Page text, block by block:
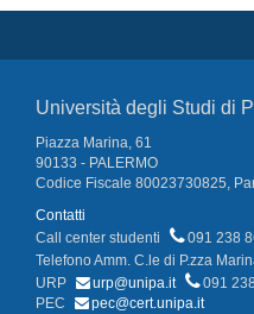
Università degli Studi di
Piazza Marina, 61
90133 - PALERMO
Codice Fiscale 80023730825,
Contatti
Call center studenti
091 238
Telefono Amm. C.le di P.zza
URP
urp@unipa.it
091
PEC
pec@cert.unipa.it